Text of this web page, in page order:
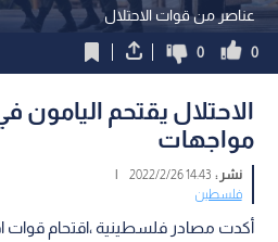
عناصر من قوات الاحتلال
0
0
الاحتلال يقتحم اليامون
مواجهات
نشر :14:43 2022/2/26
|
فلسطين
أكدت مصادر فلسطينية ،اقتحام قوات